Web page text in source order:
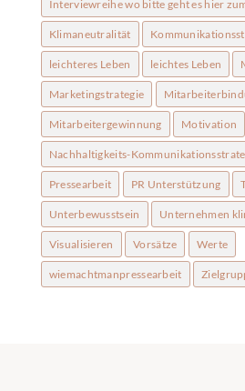
Interviewreihe wo bitte geht es hier
Klimaneutralität
leichteres Leben leichtes Leben
Marketingstrategie
Mitarbeitergewinnung Motivation
Nachhaltigkeits-
Pressearbeit PR Unterstützung
Unterbewusstsein Unternehmen
Visualisieren Vorsätze Werte
wiemachtmanpressearbeit